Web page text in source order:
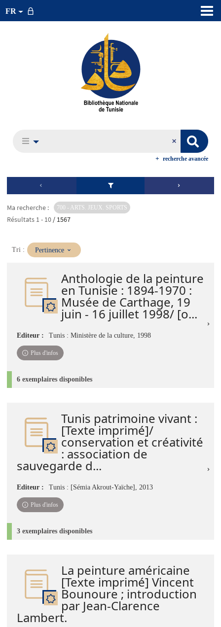
FR
recherche avancée
Ma recherche : 700 - ARTS. JEUX. SPORTS
Résultats 1 - 10 / 1567
Tri : (Mise
immédiate)
Pertinence
Anthologie de la peinture
en Tunisie : 1894-1970 :
Musée de Carthage, 19
juin - 16 juillet 1998/ [o...
Editeur : Tunis : Ministère de la culture, 1998
Plus d'infos
6 exemplaires disponibles
Tunis patrimoine vivant :
[Texte imprimé]/
conservation et créativité
: association de
sauvegarde d...
Editeur : Tunis : [Sémia Akrout-Yaïche], 2013
Plus d'infos
3 exemplaires disponibles
La peinture américaine
[Texte imprimé] Vincent
Bounoure ; introduction
par Jean-Clarence
Lambert.